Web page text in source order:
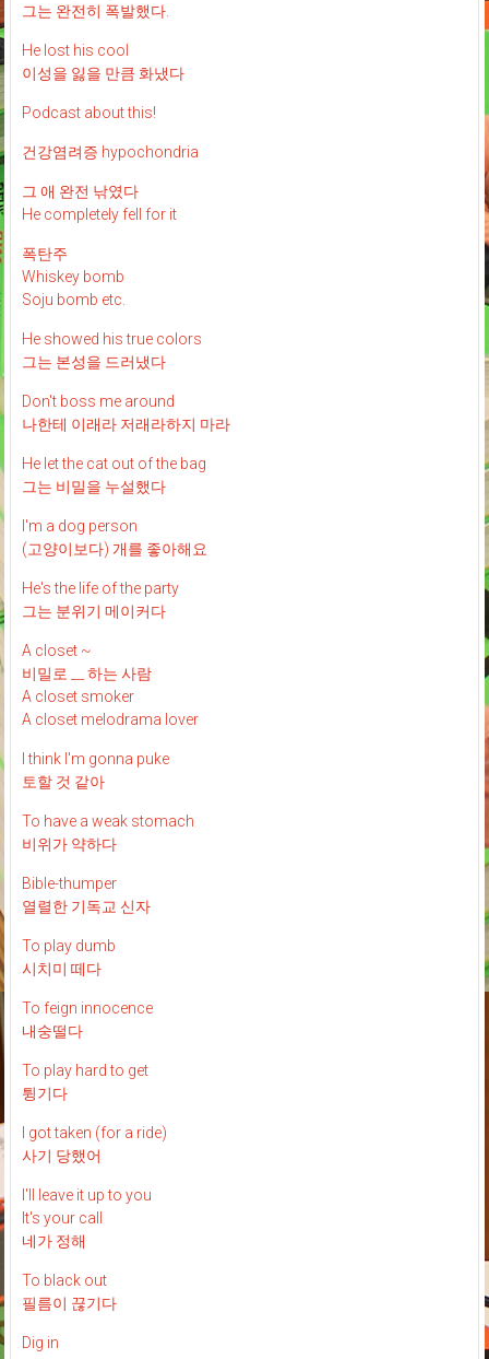
그는 완전히 폭발했다.
He lost his cool
이성을 잃을 만큼 화냈다
Podcast about this!
건강염려증 hypochondria
그 애 완전 낚였다
He completely fell for it
폭탄주
Whiskey bomb
Soju bomb etc.
He showed his true colors
그는 본성을 드러냈다
Don't boss me around
나한테 이래라 저래라하지 마라
He let the cat out of the bag
그는 비밀을 누설했다
I'm a dog person
(고양이보다) 개를 좋아해요
He's the life of the party
그는 분위기 메이커다
A closet ~
비밀로 __ 하는 사람
A closet smoker
A closet melodrama lover
I think I'm gonna puke
토할 것 같아
To have a weak stomach
비위가 약하다
Bible-thumper
열렬한 기독교 신자
To play dumb
시치미 떼다
To feign innocence
내숭떨다
To play hard to get
튕기다
I got taken (for a ride)
사기 당했어
I'll leave it up to you
It's your call
네가 정해
To black out
필름이 끊기다
Dig in